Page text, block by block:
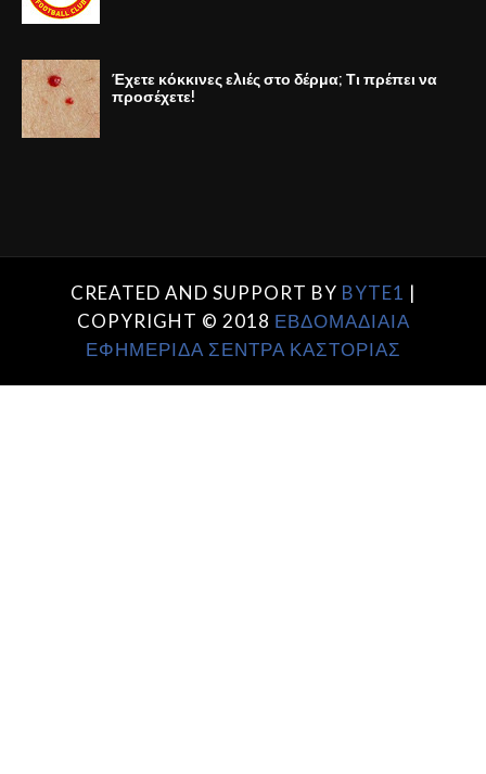
Έχετε κόκκινες ελιές στο δέρμα; Τι πρέπει να
προσέχετε!
CREATED AND SUPPORT BY BYTE1 |
COPYRIGHT © 2018 ΕΒΔΟΜΑΔΙΑΙΑ
ΕΦΗΜΕΡΙΔΑ ΣΕΝΤΡΑ ΚΑΣΤΟΡΙΑΣ